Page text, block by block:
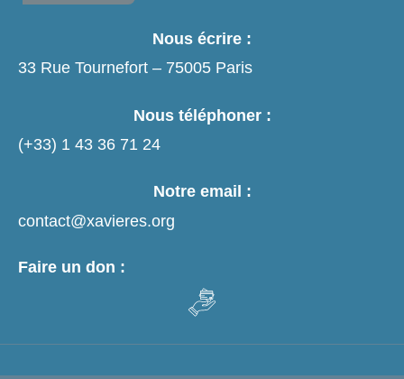
Nous écrire :
33 Rue Tournefort – 75005 Paris
Nous téléphoner :
(+33) 1 43 36 71 24
Notre email :
contact@xavieres.org
Faire un don :